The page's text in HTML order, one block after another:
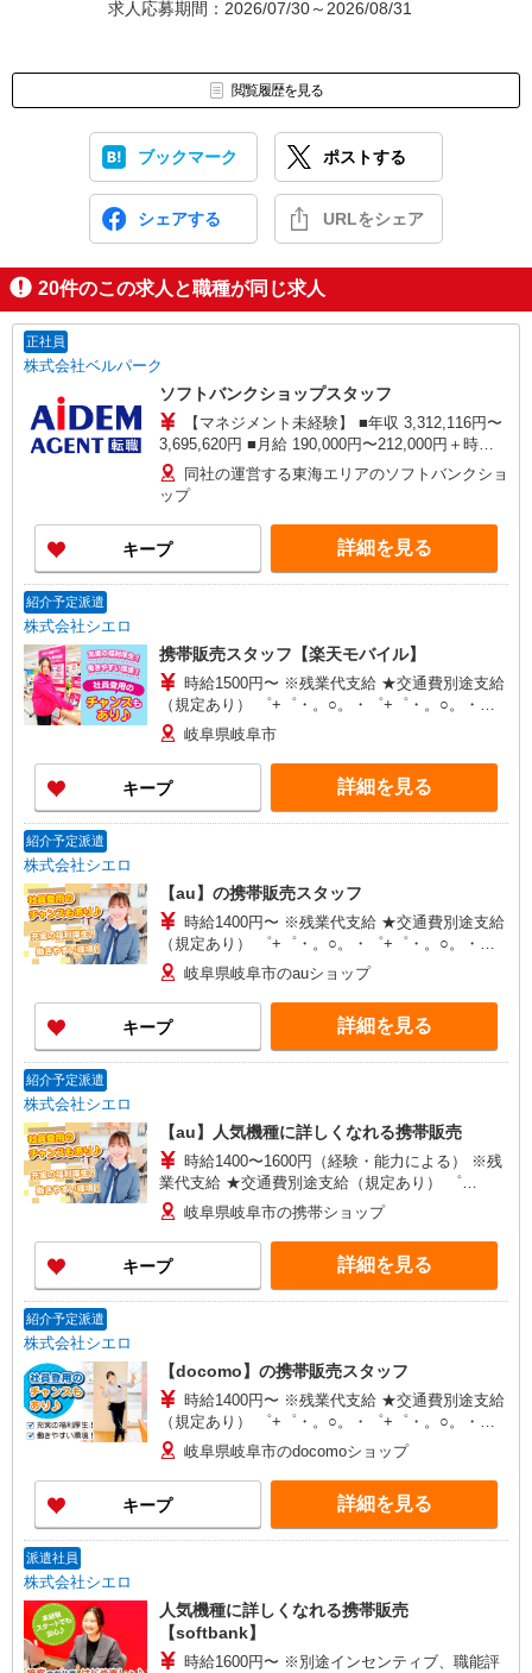
求人応募期間：2026/07/30～2026/08/31
閲覧履歴を見る
ブックマーク ポストする
シェアする URLをシェア
20件のこの求人と職種が同じ求人
正社員
株式会社ベルパーク
ソフトバンクショップスタッフ
【マネジメント未経験】 ■年収 3,312,116円〜
3,695,620円 ■月給 190,000円〜212,000円＋時間
外手当 ※時間外勤務手当を月25時間想定として加
えております。 【マネジメント経験者】 ■年収
4,552,432円〜5,660,900円 ■月給 260,000円〜
322,000円＋時間外手当 ※時間外勤務手当を月30
時間想定として加えております。 【ソフトバンク
認定資格を取得すると資格手当が追加支給されま
同社の運営する東海エリアのソフトバンクショ
ップ
キープ 詳細を見る
紹介予定派遣
株式会社シエロ
携帯販売スタッフ【楽天モバイル】
時給1500円〜 ※残業代支給 ★交通費別途支給
（規定あり） ゜+゜・。○。・゜+゜・。○。・゜
+゜ 入社祝い金10万円支給(規定有) お友達を紹介
頂くと, インセンティブ支給(規定有) ★月2回払
い・週払い可能（規程有）★ ゜・。○。・゜
+゜・。○。・゜+゜
岐阜県岐阜市
キープ 詳細を見る
紹介予定派遣
株式会社シエロ
【au】の携帯販売スタッフ
時給1400円〜 ※残業代支給 ★交通費別途支給
（規定あり） ゜+゜・。○。・゜+゜・。○。・゜
+゜ 入社祝い金10万円支給(規定有) お友達を紹介
頂くと, インセンティブ支給(規定有) ★月2回払
い・週払い可能（規程有）★ ゜・。○。・゜
+゜・。○。・゜+゜
岐阜県岐阜市のauショップ
キープ 詳細を見る
紹介予定派遣
株式会社シエロ
【au】人気機種に詳しくなれる携帯販売
時給1400〜1600円（経験・能力による） ※残
業代支給 ★交通費別途支給（規定あり） ゜
+゜・。○。・゜+゜・。○。・゜+゜ 入社祝い金10
万円支給(規定有) お友達を紹介頂くと, インセンテ
ィブ支給(規定有) ★月2回払い・週払い可能（規程
有）★ ゜・。○。・゜+゜・。○。・゜+゜
岐阜県岐阜市の携帯ショップ
キープ 詳細を見る
紹介予定派遣
株式会社シエロ
【docomo】の携帯販売スタッフ
時給1400円〜 ※残業代支給 ★交通費別途支給
（規定あり） ゜+゜・。○。・゜+゜・。○。・゜
+゜ 入社祝い金10万円支給(規定有) お友達を紹介
頂くと, インセンティブ支給(規定有) ★月2回払
い・週払い可能（規程有）★ ゜・。○。・゜
+゜・。○。・゜+゜
岐阜県岐阜市のdocomoショップ
キープ 詳細を見る
派遣社員
株式会社シエロ
人気機種に詳しくなれる携帯販売
【softbank】
時給1600円〜 ※別途インセンティブ、職能評